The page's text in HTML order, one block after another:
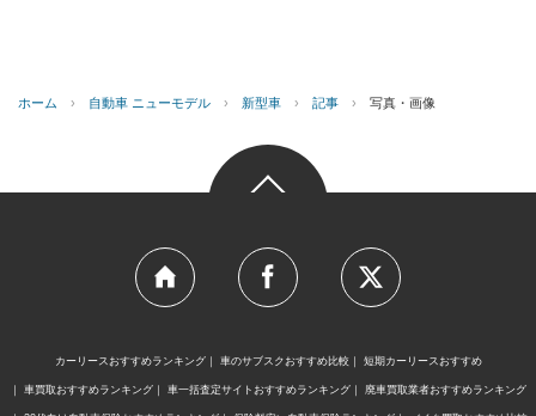
ホーム › 自動車 ニューモデル › 新型車 › 記事 › 写真・画像
カーリースおすすめランキング 車のサブスクおすすめ比較 短期カーリースおすすめ
車買取おすすめランキング 車一括査定サイトおすすめランキング 廃車買取業者おすすめランキング